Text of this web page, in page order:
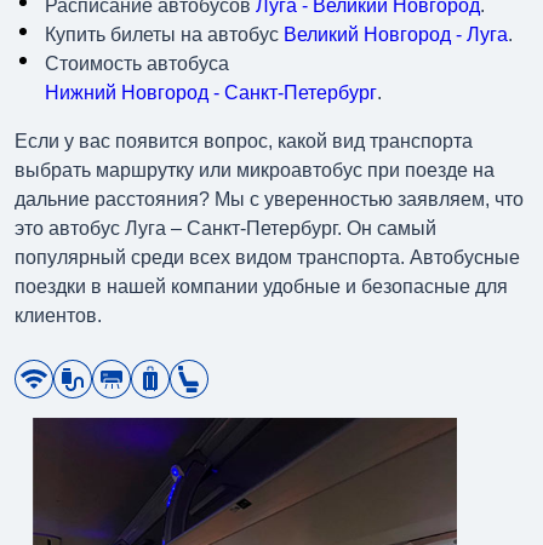
Расписание автобусов Луга - Великий Новгород.
Купить билеты на автобус Великий Новгород - Луга.
Стоимость автобуса
Нижний Новгород - Санкт-Петербург.
Если у вас появится вопрос, какой вид транспорта
выбрать маршрутку или микроавтобус при поезде на
дальние расстояния? Мы с уверенностью заявляем, что
это автобус Луга – Санкт-Петербург. Он самый
популярный среди всех видом транспорта. Автобусные
поездки в нашей компании удобные и безопасные для
клиентов.